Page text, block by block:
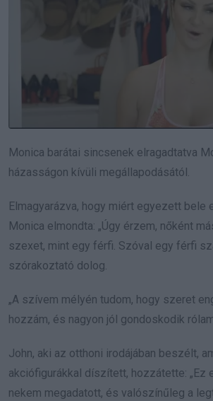
Monica barátai sincsenek elragadtatva
házasságon kívüli megállapodásától.
Elmagyarázva, hogy miért egyezett bele
Monica elmondta: „Úgy érzem, nőként
szexet, mint egy férfi. Szóval egy férfi
szórakoztató dolog.
„A szívem mélyén tudom, hogy szeret
hozzám, és nagyon jól gondoskodik
John, aki az otthoni irodájában beszélt,
akciófigurákkal díszített, hozzátette: „Ez
nekem megadatott, és valószínűleg a